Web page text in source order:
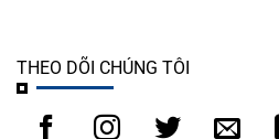
THEO DÕI CHÚNG TÔI